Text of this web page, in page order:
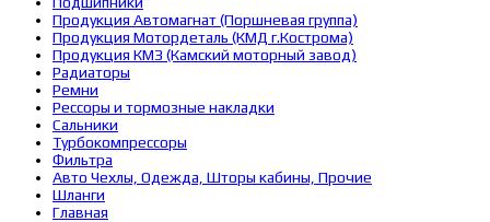
Продукция Автомагнат (Поршневая группа)
Продукция Мотордеталь (КМД г.Кострома)
Продукция КМЗ (Камский моторный завод)
Радиаторы
Ремни
Рессоры и тормозные накладки
Сальники
Турбокомпрессоры
Фильтра
Авто Чехлы, Одежда, Шторы кабины, Прочие
Шланги
Главная